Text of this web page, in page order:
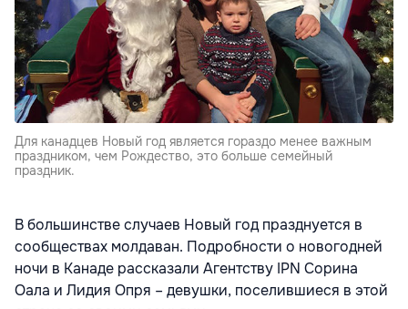
Для канадцев Новый год является гораздо менее важным
праздником, чем Рождество, это больше семейный
праздник.
В большинстве случаев Новый год празднуется в
сообществах молдаван. Подробности о новогодней
ночи в Канаде рассказали Агентству IPN Сорина
Оала и Лидия Опря – девушки, поселившиеся в этой